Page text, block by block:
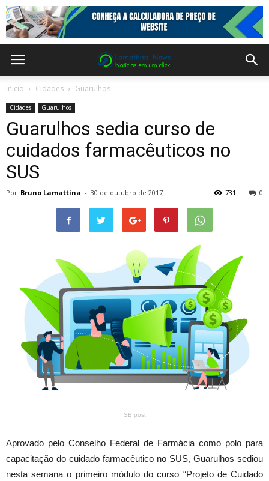
Inicio Cidades Guarulhos
Cidades Guarulhos
Guarulhos sedia curso de
cuidados farmacêuticos no
SUS
Por Bruno Lamattina - 30 de outubro de 2017 0
731
SB post
Aprovado pelo Conselho Federal de Farmácia como polo para
capacitação do cuidado farmacêutico no SUS, Guarulhos sediou
nesta semana o primeiro módulo do curso “Projeto de Cuidado